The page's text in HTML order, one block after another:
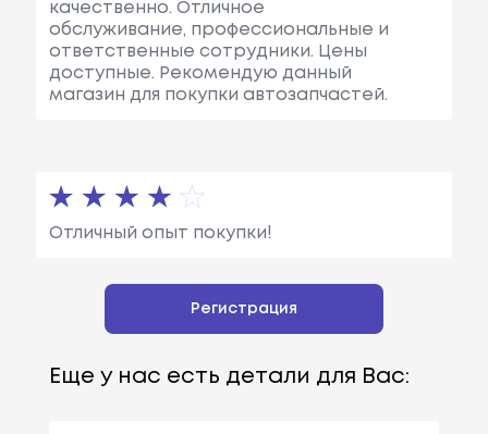
качественно. Отличное
обслуживание, профессиональные и
ответственные сотрудники. Цены
доступные. Рекомендую данный
магазин для покупки автозапчастей.
Отличный опыт покупки!
Регистрация
Еще у нас есть детали для Вас: